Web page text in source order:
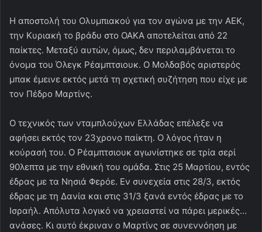
Η αποστολή του Ολυμπιακού για τον αγώνα με την ΑΕΚ,
την Κυριακή το βράδυ στο ΟΑΚΑ αποτελείται από 22
παίκτες. Μεταξύ αυτών, όμως, δεν περιλαμβάνεται το
όνομα του Όλεγκ Ρέαμπτσιουκ. Ο Μολδαβός αριστερός
μπακ έμεινε εκτός μετά τη σχετική συζήτηση που είχε με
τον Πέδρο Μαρτίνς.
Ο τεχνικός των νταμπλούχων Ελλάδας επέλεξε να
αφήσει εκτός τον 23χρονο παίκτη. Ο λόγος ήταν η
κούρασή του. Ο Ρέαμπτσιουκ αγωνίστηκε σε τρία σερί
90λεπτα με την εθνική του ομάδα. Στις 25 Μαρτίου, εντός
έδρας με τα Νησιά Φερόε. Εν συνεχεία στις 28/3, εκτός
έδρας με τη Δανία και στις 31/3 ξανά εντός έδρας με το
Ισραήλ. Απόλυτα λογικό να χρειαστεί να πάρει μερικές…
ανάσες. Κι αυτό έκριναν ο Μαρτίνς σε συνεννόηση με